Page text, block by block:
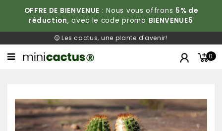
OFFRE DE BIENVENUE : Nous vous offrons 5% de
réduction, avec le code promo BIENVENUE5
Les cactus, une plante d'avenir!
0